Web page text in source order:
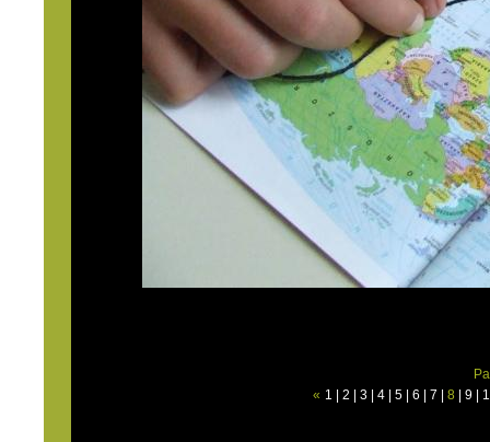
« 1 2 3| 4| 5| 6 7 8 9|